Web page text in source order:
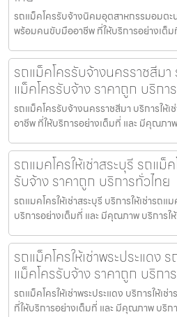
รถแม็คโครรับจ้างนิคมอุตสาหกรรมอมตะ
พร้อมคนขับมืออาชีพ ที่ให้บริการอย่างเต็
รถแม็คโครรับจ้างนครราชสีมา
แม็คโครรับจ้าง ราคาถูก บริกา
รถแม็คโครรับจ้างนครราชสีมา บริการให้
อาชีพ ที่ให้บริการอย่างเต็มที่ และ มีคุณภาพ
รถแมคโครให้เช่าสระบุรี รถแม็
รับจ้าง ราคาถูก บริการทั่วไทย
รถแมคโครให้เช่าสระบุรี บริการให้เช่ารถ
บริการอย่างเต็มที่ และ มีคุณภาพ บริการใ
รถแม็คโครให้เช่าพระประแดง ร
แม็คโครรับจ้าง ราคาถูก บริกา
รถแม็คโครให้เช่าพระประแดง บริการให้
ที่ให้บริการอย่างเต็มที่ และ มีคุณภาพ บริกา